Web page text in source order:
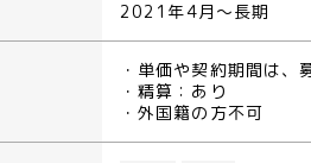
2021年4月～長期
・単価や契約期間は
・精算：あり
・外国籍の方不可